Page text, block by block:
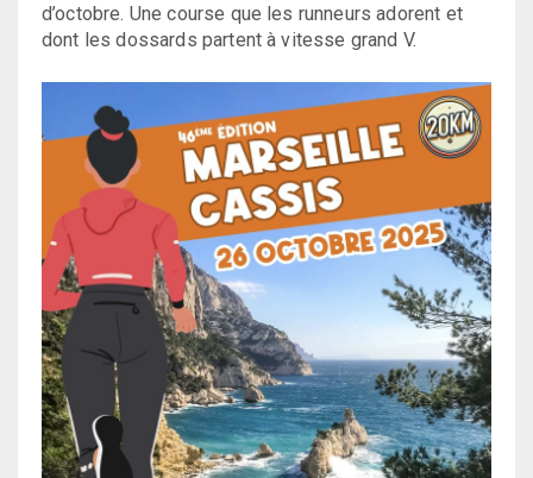
d’octobre. Une course que les runneurs adorent et
dont les dossards partent à vitesse grand V.